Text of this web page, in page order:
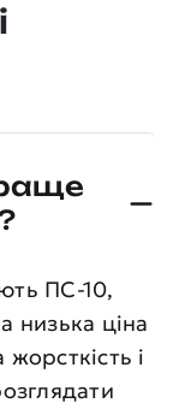
ПС-10,
низька ціна
і